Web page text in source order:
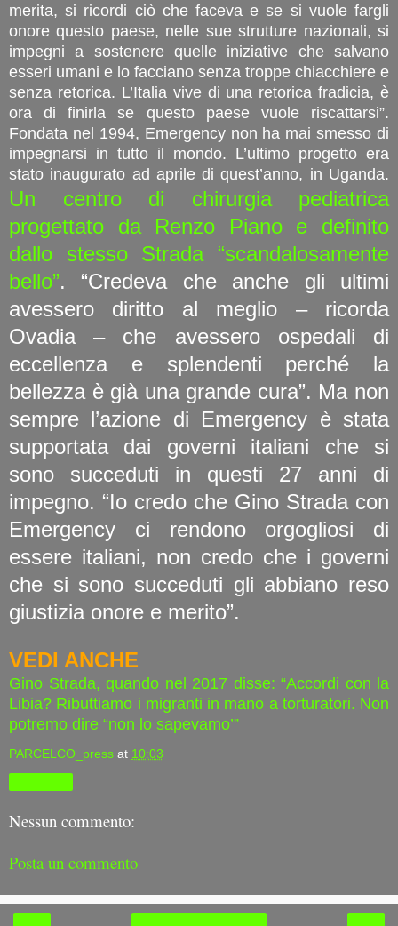
merita, si ricordi ciò che faceva e se si vuole fargli
onore questo paese, nelle sue strutture nazionali, si
impegni a sostenere quelle iniziative che salvano
esseri umani e lo facciano senza troppe chiacchiere e
senza retorica. L’Italia vive di una retorica fradicia, è
ora di finirla se questo paese vuole riscattarsi”.
Fondata nel 1994, Emergency non ha mai smesso di
impegnarsi in tutto il mondo. L’ultimo progetto era
stato inaugurato ad aprile di quest’anno, in Uganda.
Un centro di chirurgia pediatrica
progettato da Renzo Piano e definito
dallo stesso Strada “scandalosamente
bello”. “Credeva che anche gli ultimi
avessero diritto al meglio – ricorda
Ovadia – che avessero ospedali di
eccellenza e splendenti perché la
bellezza è già una grande cura”. Ma non
sempre l’azione di Emergency è stata
supportata dai governi italiani che si
sono succeduti in questi 27 anni di
impegno. “Io credo che Gino Strada con
Emergency ci rendono orgogliosi di
essere italiani, non credo che i governi
che si sono succeduti gli abbiano reso
giustizia onore e merito”.
VEDI ANCHE
Gino Strada, quando nel 2017 disse: “Accordi con la
Libia? Ributtiamo i migranti in mano a torturatori. Non
potremo dire “non lo sapevamo’”
PARCELCO_press at 10:03
Nessun commento:
Posta un commento